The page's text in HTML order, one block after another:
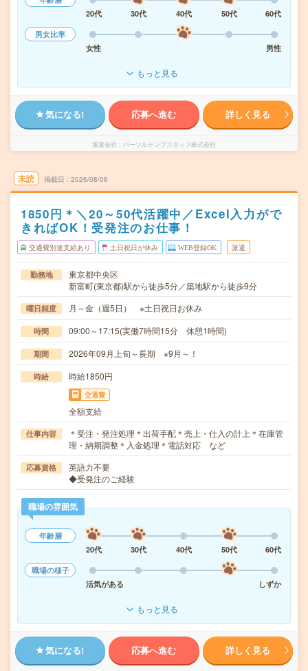
20代
30代 40代 50代
60代
男女比率
女性
男性
もっと見る
気になる! 応募へ進む 詳しく見る
派遣会社 パーソルテンプスタッフ株式会社
未読 掲載日 2026/08/06
1850円＊＼20～50代活躍中／Excel入力がで
きればOK！受発注のお仕事！
交通費別途支給あり 土日祝日が休み WEB登録OK 派遣
勤務地
東京都中央区
新富町(東京都)駅から徒歩5分／築地駅から徒歩9分
曜日頻度 月～金（週5日） ※土日祝日お休み
時間 09:00～17:15(実働7時間15分 休憩1時間)
期間 2026年09月上旬～長期 ※9月～！
時給 時給1850円
交通費
全額支給
仕事内容
＊受注・発注処理＊出荷手配＊売上・仕入の計上＊在庫管
理・納期調整＊入金処理＊電話対応 など
応募資格
英語力不要
◆受発注のご経験
職場の雰囲気
年齢層
20代
30代 40代 50代
60代
職場の様子
活気がある
しずか
もっと見る
気になる! 応募へ進む 詳しく見る